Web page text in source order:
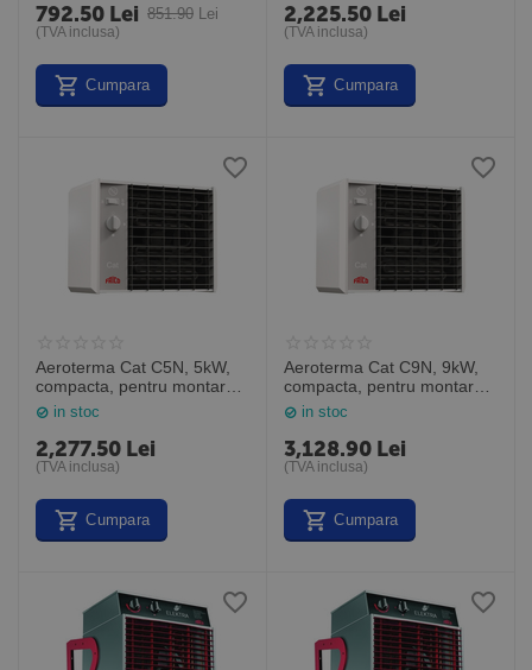
851.90 Lei
792.50 Lei
(TVA inclusa)
Cumpara
2,225.50 Lei
(TVA inclusa)
Cumpara
Aeroterma Cat C5N, 5kW,
compacta, pentru montare
pe perete in spatii mici,
Frico Suedia
in stoc
2,277.50 Lei
(TVA inclusa)
Cumpara
Aeroterma Cat C9N, 9kW,
compacta, pentru montare
pe perete in spatii mici,
Frico Suedia
in stoc
3,128.90 Lei
(TVA inclusa)
Cumpara